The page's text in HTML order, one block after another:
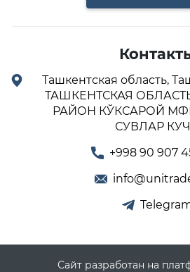
Ташкентская область,
ТАШКЕНТСКАЯ
РАЙОН КЎКСАРОЙ
СУВЛАР
+998 90 907
Сайт разработан на